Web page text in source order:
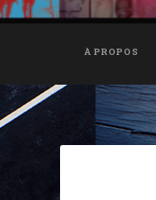
À PROPOS